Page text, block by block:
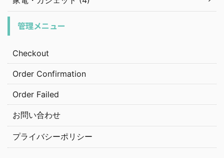
管理メニュー
Checkout
Order Confirmation
Order Failed
お問い合わせ
プライバシーポリシー